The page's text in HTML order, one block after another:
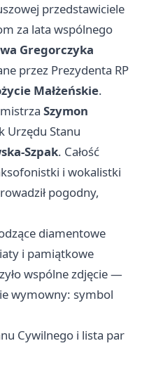
przedstawiciele
za lata wspólnego
Gregorczyka
przez Prezydenta RP
Małżeńskie.
Szymon
Urzędu Stanu
Szpak. Całość
i wokalistki
pogodny,
diamentowe
i pamiątkowe
wspólne zdjęcie —
wymowny: symbol
Cywilnego i lista par